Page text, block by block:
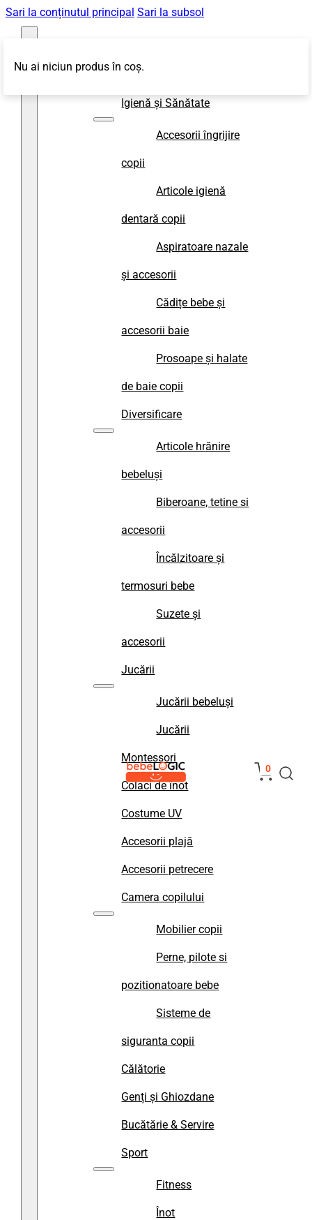
Sari la conținutul principal Sari la subsol
Igienă și Sănătate
Accesorii îngrijire
copii
Articole igienă
dentară copii
Aspiratoare nazale
și accesorii
Cădițe bebe și
accesorii baie
Prosoape și halate
de baie copii
Diversificare
Articole hrănire
bebeluși
Biberoane, tetine si
accesorii
Încălzitoare și
termosuri bebe
Suzete și
accesorii
Jucării
Jucării bebeluși
Jucării
Montessori
Colaci de înot
Costume UV
Accesorii plajă
Accesorii petrecere
Camera copilului
Mobilier copii
Perne, pilote si
pozitionatoare bebe
Sisteme de
siguranta copii
Călătorie
Genți și Ghiozdane
Bucătărie & Servire
Sport
Fitness
Înot
0
Nu ai niciun produs în coș.